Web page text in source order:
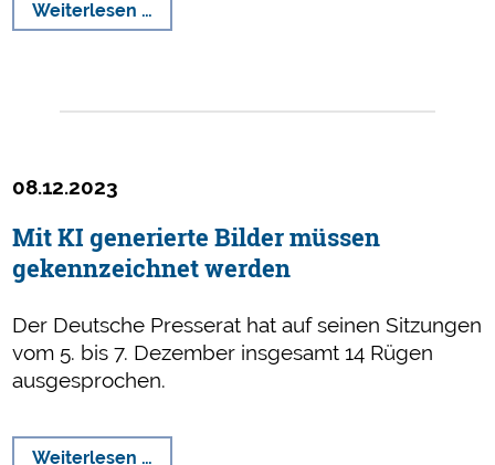
Weiterlesen …
unseres
28.
08.12.2023
Mit KI generierte Bilder müssen
gekennzeichnet werden
Der Deutsche Presserat hat auf seinen Sitzungen
vom 5. bis 7. Dezember insgesamt 14 Rügen
ausgesprochen.
Weiterlesen …